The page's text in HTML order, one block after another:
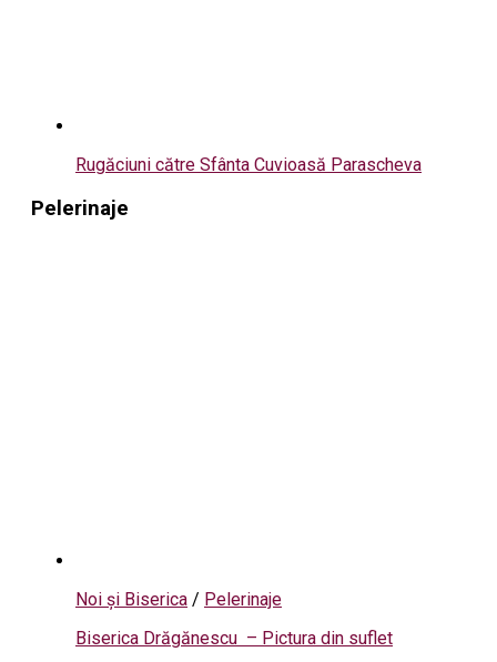
Rugăciuni către Sfânta Cuvioasă Parascheva
Pelerinaje
Noi și Biserica / Pelerinaje
Biserica Drăgănescu – Pictura din suflet